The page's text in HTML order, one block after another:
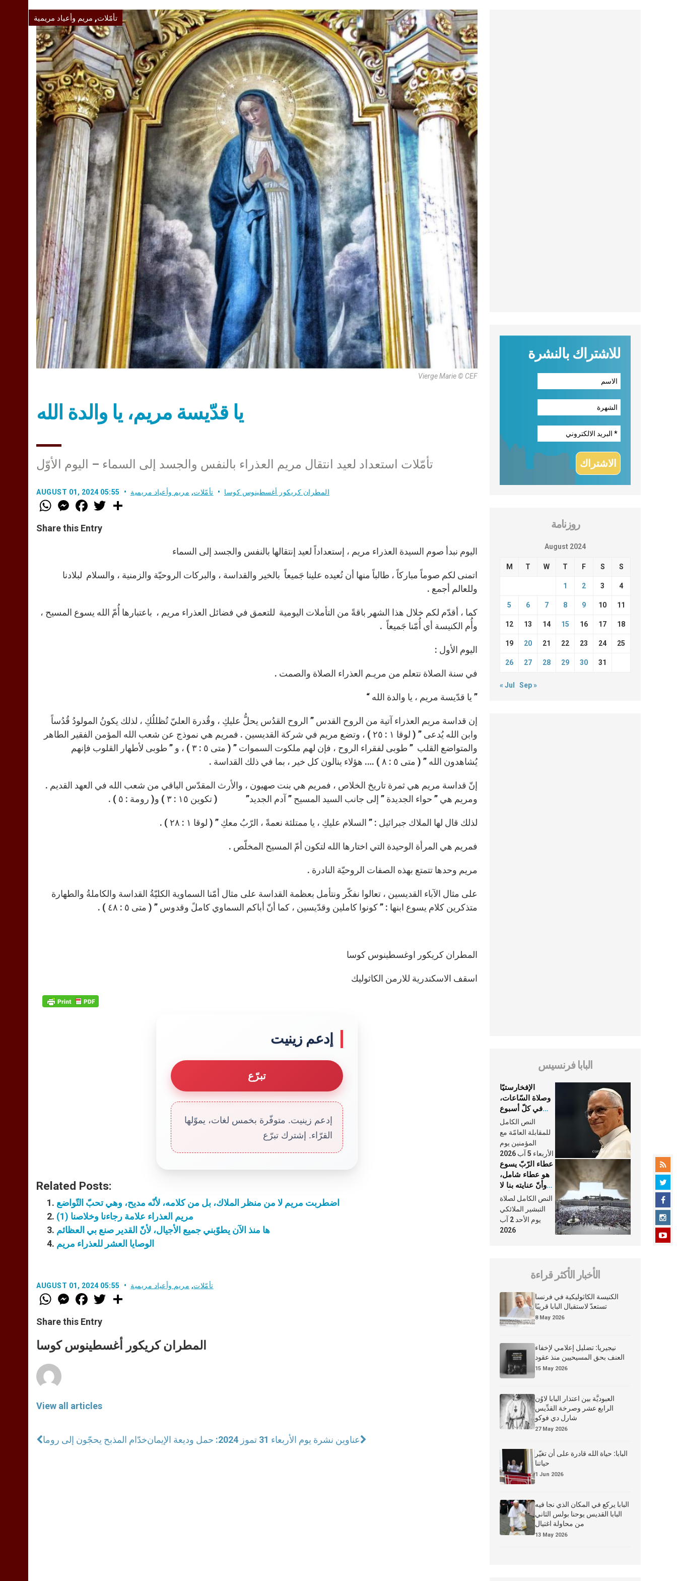
تأمّلات, مريم وأعياد مريمية
Vierge Marie © CEF
يا قدّيسة مريم، يا والدة الله
تأمّلات استعداد لعيد انتقال مريم العذراء بالنفس والجسد إلى السماء – اليوم الأوّل
AUGUST 01, 2024 05:55 المطران كريكور أغسطينوس كوسا تأمّلات, مريم وأعياد مريمية
W
h
t
s
M
e
s
e
F
a
e
b
w
Share this Entry
اليوم نبدأ صوم السيدة العذراء مريم ، إستعداداً لعيد إنتقالها بالنفس والجسد إلى السماء
اتمنى لكم صوماً مباركاً ، طالباً منها أن تُعيده علينا جَميعاً بالخير والقداسة ، والبركات الروحيّة والزمنية ، والسلام لبلادنا
وللعالم أجمع .
كما ، أقدّم لكم خلال هذا الشهر باقةً من التأملات اليومية للتعمق في فضائل العذراء مريم ، باعتبارها أُمّ الله يسوع المسيح ،
وأُم الكنيسة أي أُمّنا جَميعاً .
اليوم الأول :
في سنة الصلاة نتعلم من مريـم العذراء الصلاة والصمت .
” يا قدّيسة مريم ، يا والدة الله “
إن قداسة مريم العذراء آتية من الروح القدس ” الروح القدُس يحلُّ عليكِ ، وقُدرة العليّ تُظللُكِ ، لذلك يكونُ المولودُ قُدُساً
وابن الله يُدعى ” ( لوقا ١ : ٢٥ ) ، وتضع مريم في شركة القديسين . فمريم هي نموذج عن شعب الله المؤمن الفقير الطاهر
والمتواضع القلب ” طوبى لفقراء الروح ، فإن لهم ملكوت السموات ” ( متى ٥ : ٣ ) ، و ” طوبى لأطهار القلوب فإنهم
يُشاهدون الله ” ( متى ٥ : ٨ ) …. هؤلاء ينالون كل خير ، بما في ذلك القداسة .
إنّ قداسة مريم هي ثمرة تاريخ الخلاص ، فمريم هي بنت صهيون ، والأرث المقدّس الباقي من شعب الله في العهد القديم .
ومريم هي ” حواء الجديدة ” إلى جانب السيد المسيح ” آدم الجديد” ( تكوين ١٥ : ٣ ) و( رومة : ٥ ) .
لذلك قال لها الملاك جبرائيل : ” السلام عليكِ ، يا ممتلئة نعمةً ، الرّبُ معكِ ” ( لوقا ١ : ٢٨ ) .
فمريم هي المرأة الوحيدة التي اختارها الله لتكون أمّ المسيح المخلّص .
مريم وحدها تتمتع بهذه الصفات الروحيّة النادرة .
على مثال الآباء القديسين ، تعالوا نفكّر ونتأمل بعظمة القداسة على مثال أمّنا السماوية الكليّةُ القداسة والكاملةُ والطهارة
متذكرين كلام يسوع ابنها : ” كونوا كاملين وقدّيسين ، كما أنّ أباكم السماوي كاملً وقدوس ” ( متى ٥ : ٤٨ ) .
المطران كريكور اوغسطينوس كوسا
اسقف الاسكندرية للارمن الكاثوليك
إدعم زينيت
تبرّع
إدعم زينيت. متوفّرة بخمس لغات، يموّلها
القرّاء. إشترك تبرّع
Related Posts:
اضطربت مريم لا من منظر الملاك، بل من كلامه، لأنّه مديح، وهي تحبّ التّواضع
مريم العذراء علامة رجاءنا وخلاصنا (1)
ها منذ الآن يطوّبني جميع الأجيال، لأنّ القدير صنع بي العظائم
الوصايا العشر للعذراء مريم
AUGUST 01, 2024 05:55 تأمّلات, مريم وأعياد مريمية
W
h
t
s
p
p
M
e
s
e
g
e
F
a
e
b
o
k
w
r
Share this Entry
المطران كريكور أغسطينوس كوسا
View all articles
خدّام المذبح يحجّون إلى روما عناوين نشرة يوم الأربعاء 31 تموز 2024: حمل وديعة الإيمان
للاشتراك بالنشرة
روزنامة
August 2024
M T W T F S S
1 2 3 4
5 6 7 8 9 10 11
12 13 14 15 16 17 18
19 20 21 22 23 24 25
26 27 28 29 30 31
« Jul Sep »
البابا فرنسيس
الإفخارستيّا
وصلاة السّاعات،
في كلّ أسبوع
وكلّ يوم، هما
النَّفَس في حياة
الكنيسة
النص الكامل
للمقابلة العامّة مع
المؤمنين يوم
الأربعاء 5 آب 2026
عطاء الرّبّ يسوع
هو عطاء شامل،
وأنّ عنايته بنا لا
تغيب عنّا أبدًا
النص الكامل لصلاة
التبشير الملائكي
يوم الأحد 2 آب
2026
الأخبار الأكثر قراءة
الكنيسة الكاثوليكية في فرنسا
تستعدّ لاستقبال البابا قريبًا
8 May 2026
نيجيريا: تضليل إعلامي لإخفاء
العنف بحق المسيحيين منذ عقود
15 May 2026
العبوديَّة بين اعتذار البابا لاوُن
الرابع عشر وصرخة القدِّيس
شارل دي فوكو
27 May 2026
البابا: حياة الله قادرة على أن تغيّر
حياتنا
1 Jun 2026
البابا يركع في المكان الذي نجا فيه
البابا القديس يوحنا بولس الثاني
من محاولة اغتيال
13 May 2026